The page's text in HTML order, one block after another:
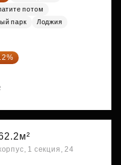
потом
парк
Лоджия
1 секция, 24